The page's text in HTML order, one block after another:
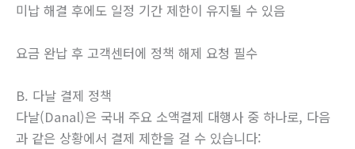
미납 해결 후에도 일정 기간 제한이 유지될 수 있음
요금 완납 후 고객센터에 정책 해제 요청 필수
B. 다날 결제 정책
다날(Danal)은 국내 주요 소액결제 대행사 중 하나로, 다음
과 같은 상황에서 결제 제한을 걸 수 있습니다: